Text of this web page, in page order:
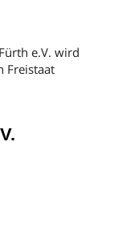
e.V. wird
Freistaat